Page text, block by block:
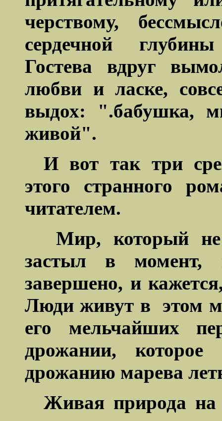
черствому,
сердечной
Гостева вдруг
любви и ласке,
выдох: ".бабушка,
живой".
И вот так три
этого странного
читателем.
Мир, который
застыл в момент,
завершено, и
Люди живут в
этом
его мельчайших
дрожании, которое
дрожанию марева
Живая природа на